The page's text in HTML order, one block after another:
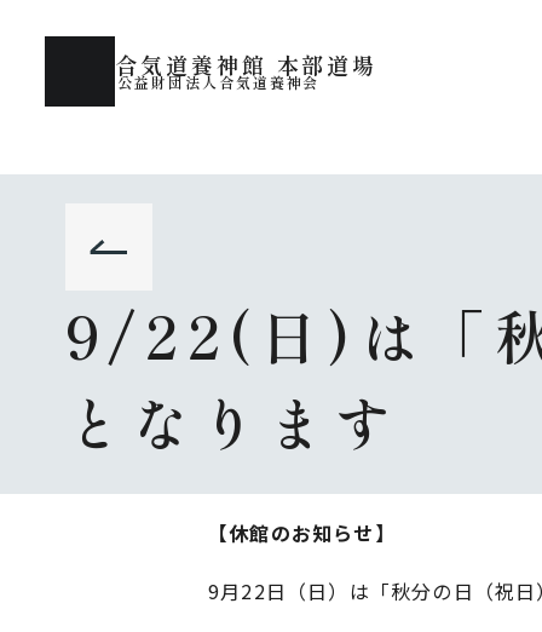
合気道養神館 本部道場
公益財団法人合気道養神会
9/22(日)は「
となります
【休館のお知らせ】
9月22日（日）は「秋分の日（祝